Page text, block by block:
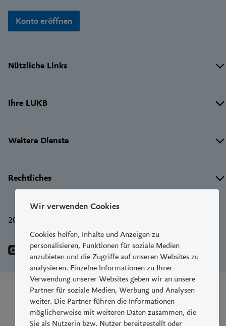
Wir verwenden Cookies
Cookies helfen, Inhalte und Anzeigen zu
personalisieren, Funktionen für soziale Medien
anzubieten und die Zugriffe auf unseren Websites zu
analysieren. Einzelne Informationen zu Ihrer
Verwendung unserer Websites geben wir an unsere
Partner für soziale Medien, Werbung und Analysen
weiter. Die Partner führen die Informationen
möglicherweise mit weiteren Daten zusammen, die
Sie als Nutzerin bzw. Nutzer bereitgestellt oder
Konto eröffnen
Nützliche Links
Ihre LUKB
Weitere Dienste
Rechtliches
2015-2026 © Luzerner Kantonalbank